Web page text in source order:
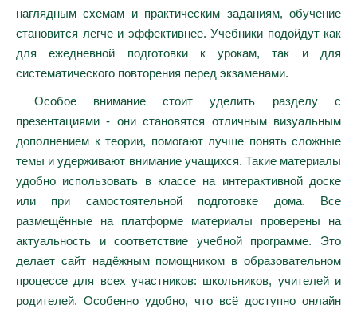
наглядным схемам и практическим заданиям, обучение
становится легче и эффективнее. Учебники подойдут как
для ежедневной подготовки к урокам, так и для
систематического повторения перед экзаменами.
Особое внимание стоит уделить разделу с
презентациями - они становятся отличным визуальным
дополнением к теории, помогают лучше понять сложные
темы и удерживают внимание учащихся. Такие материалы
удобно использовать в классе на интерактивной доске
или при самостоятельной подготовке дома. Все
размещённые на платформе материалы проверены на
актуальность и соответствие учебной программе. Это
делает сайт надёжным помощником в образовательном
процессе для всех участников: школьников, учителей и
родителей. Особенно удобно, что всё доступно онлайн